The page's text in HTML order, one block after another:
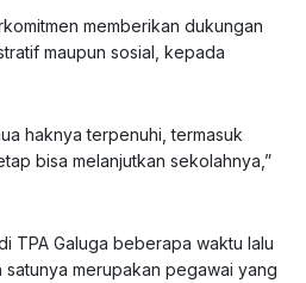
memberikan dukungan
maupun sosial, kepada
haknya terpenuhi, termasuk
bisa melanjutkan sekolahnya,”
TPA Galuga beberapa waktu lalu
satunya merupakan pegawai yang